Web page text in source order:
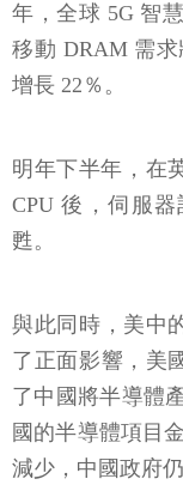
年，全球 5G 智
移動 DRAM 需
增長 22％。
明年下半年，在
CPU 後，伺服
甦。
與此同時，美中
了正面影響，美
了中國將半導體
國的半導體項目
減少，中國政府